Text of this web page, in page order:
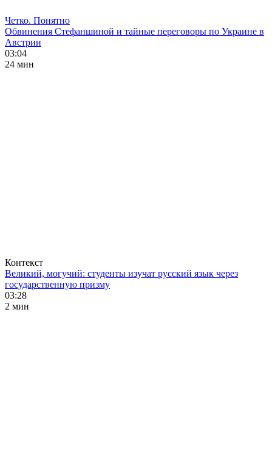
Четко. Понятно
Обвинения Стефаншиной и тайные переговоры по Украине в
Австрии
03:04
24 мин
Контекст
Великий, могучий: студенты изучат русский язык через
государственную призму
03:28
2 мин